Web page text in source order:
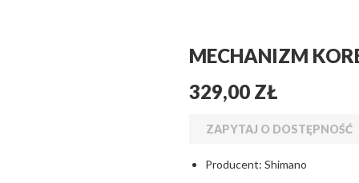
MECHANIZM
329,00 ZŁ
ZAPYTAJ O DOSTĘPNOŚĆ
Producent: Shimano